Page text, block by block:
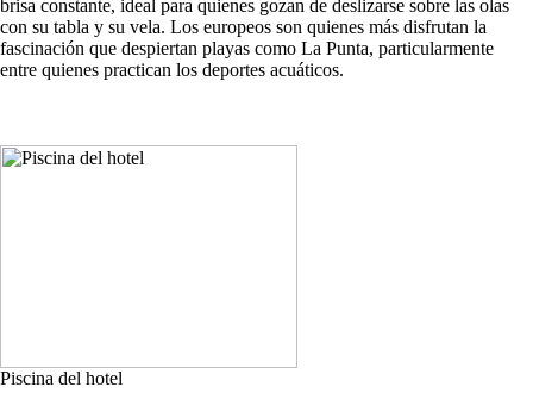
brisa constante, ideal para quienes gozan de deslizarse sobre las olas
con su tabla y su vela. Los europeos son quienes más disfrutan la
fascinación que despiertan playas como La Punta, particularmente
entre quienes practican los deportes acuáticos.
Piscina del hotel